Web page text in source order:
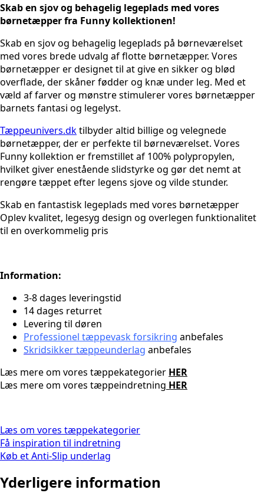
Skab en sjov og behagelig legeplads med vores
børnetæpper fra Funny kollektionen!
Skab en sjov og behagelig legeplads på børneværelset
med vores brede udvalg af flotte børnetæpper. Vores
børnetæpper er designet til at give en sikker og blød
overflade, der skåner fødder og knæ under leg. Med et
væld af farver og mønstre stimulerer vores børnetæpper
barnets fantasi og legelyst.
Tæppeunivers.dktilbyder altid billige og velegnede
børnetæpper, der er perfekte til børneværelset. Vores
Funny kollektion er fremstillet af 100% polypropylen,
hvilket giver enestående slidstyrke og gør det nemt at
rengøre tæppet efter legens sjove og vilde stunder.
Skab en fantastisk legeplads med vores børnetæpper
Oplev kvalitet, legesyg design og overlegen funktionalitet
til en overkommelig pris
Information:
3-8 dages leveringstid
14 dages returret
Levering til døren
Professionel tæppevask forsikring anbefales
Skridsikker tæppeunderlag anbefales
Læs mere om vores tæppekategorier HER
Læs mere om vores tæppeindretning HER
Læs om vores tæppekategorier
Få inspiration til indretning
Køb et Anti-Slip underlag
Yderligere information